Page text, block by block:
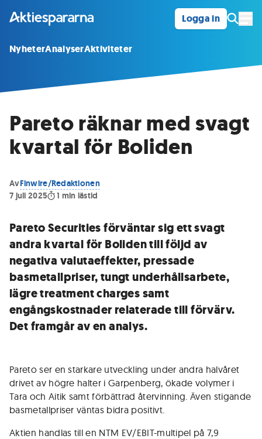
Logga in
NyheterAnalyserAktiviteter
Pareto räknar med svagt
kvartal för Boliden
AvFinwire/Redaktionen
7 juli 2025
1 min lästid
Pareto Securities förväntar sig ett svagt
andra kvartal för Boliden till följd av
negativa valutaeffekter, pressade
basmetallpriser, tungt underhållsarbete,
lägre treatment charges samt
engångskostnader relaterade till förvärv.
Det framgår av en analys.
Pareto ser en starkare utveckling under andra halvåret
drivet av högre halter i Garpenberg, ökade volymer i
Tara och Aitik samt förbättrad återvinning. Även stigande
basmetallpriser väntas bidra positivt.
Aktien handlas till en NTM EV/EBIT-multipel på 7,9